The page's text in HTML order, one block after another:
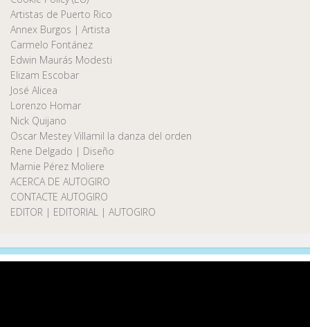
Artistas de Puerto Rico
Annex Burgos | Artista
Carmelo Fontánez
Edwin Maurás Modesti
Elizam Escobar
José Alicea
Lorenzo Homar
Nick Quijano
Oscar Mestey Villamil la danza del orden
Rene Delgado | Diseño
Marnie Pérez Moliere
ACERCA DE AUTOGIRO
CONTACTE AUTOGIRO
EDITOR | EDITORIAL | AUTOGIRO